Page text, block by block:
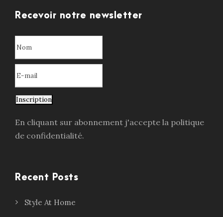
Recevoir notre newsletter
Inscription
En cliquant sur abonnement j'accepte la politique
de confidentialité.
Recent Posts
Style At Home